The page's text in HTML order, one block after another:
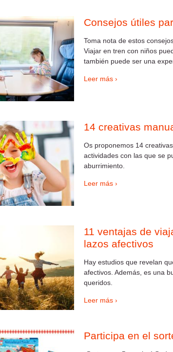
Consejos útiles
Toma nota de estos
Viajar en tren con niños
también puede ser una
Leer más ›
14 creativas
Os proponemos 14
actividades con las que se
aburrimiento.
Leer más ›
11 ventajas de
lazos afectivos
Hay estudios que revelan
afectivos. Además, es una
queridos.
Leer más ›
Participa en el